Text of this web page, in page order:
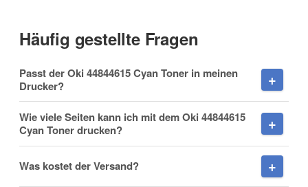
Nachname
Häufig gestellte Fragen
Passt der Oki 44844615 Cyan Toner in meinen
Drucker?
Wie viele Seiten kann ich mit dem Oki 44844615
Cyan Toner drucken?
Was kostet der Versand?